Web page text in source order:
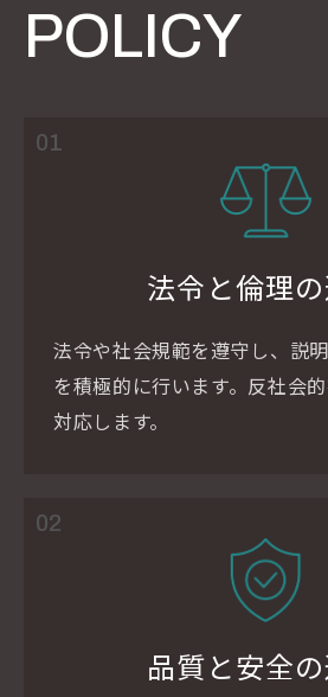
POLICY
01
法令と倫理
法令や社会規範を遵守し、説
を積極的に行います。反社会
対応します。
02
品質と安全